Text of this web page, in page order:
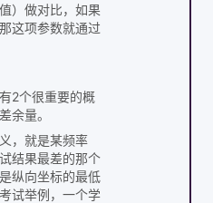
）做对比，如果
这项参数就通过
2个很重要的概
余量。
，就是某频率
结果最差的那个
纵向坐标的最低
试举例，一个学